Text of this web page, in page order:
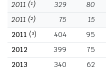
2011 (¹) 329 80
2011 (²) 75 15
2011 (³) 404 95
2012
399 75
2013
340 62